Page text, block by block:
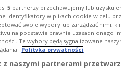
5 partnerzy przechowujemy lub
identyfikatory w plikach cookie w celu
swoje wybory lub zarządzać nimi,
na podstawie prawnie uzasadnionego
Te wybory będą sygnalizowane
Polityka prywatności
z naszymi partnerami